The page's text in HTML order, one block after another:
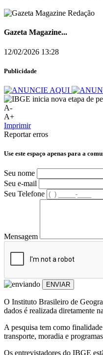
Gazeta Magazine...
12/02/2026 13:28
Publicidade
A-
A+
Imprimir
Reportar erros
Use este espaço apenas para a
Seu nome
Seu e-mail
Seu Telefone
Mensagem
ENVIAR
O Instituto Brasileiro de
dados é realizada diretamente
A pesquisa tem como
transporte, moradia e
Os entrevistadores do IBGE